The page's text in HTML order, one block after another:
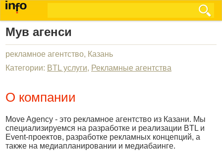
Мув агенси
рекламное агентство, Казань
Категории: BTL услуги, Рекламные агентства
О компании
Move Agency - это рекламное агентство из Казани. Мы
специализируемся на разработке и реализации BTL и
Event-проектов, разработке рекламных концепций, а
также на медиапланировании и медиабаинге.